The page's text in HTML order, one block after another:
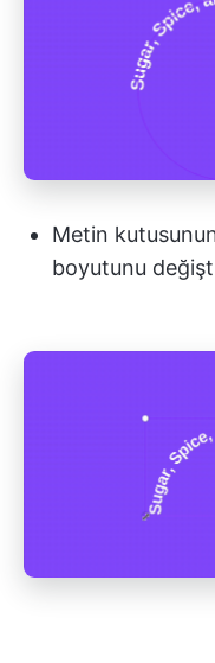
Metin
boyutunu